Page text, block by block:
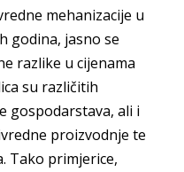
mehanizacije u
godina, jasno se
razlike u cijenama
su različitih
gospodarstava, ali i
proizvodnje te
Tako primjerice,